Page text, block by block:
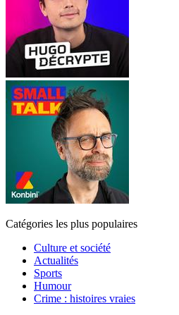
Catégories les plus populaires
Culture et société
Actualités
Sports
Humour
Crime : histoires vraies